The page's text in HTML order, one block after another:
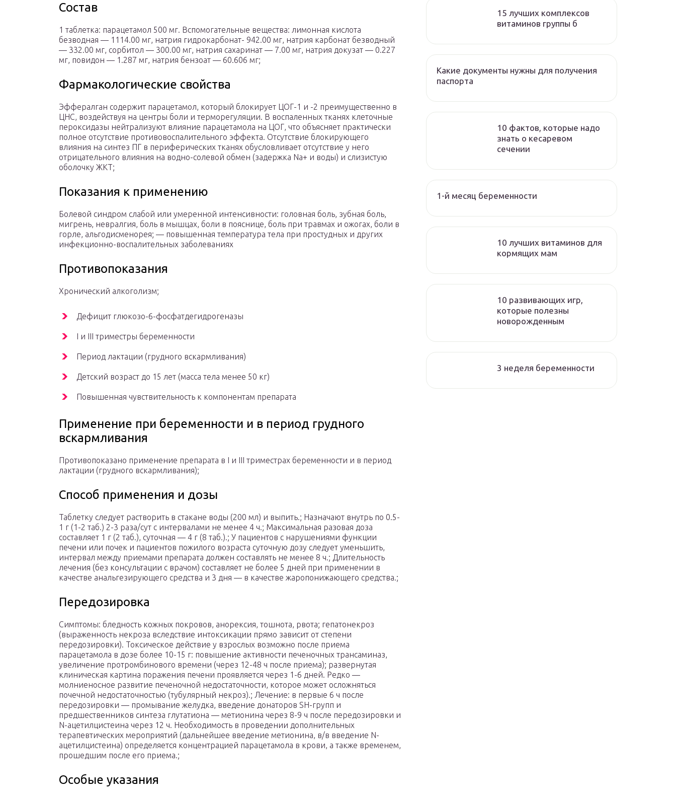
Состав
1 таблетка: парацетамол 500 мг. Вспомогательные вещества: лимонная кислота
безводная — 1114.00 мг, натрия гидрокарбонат- 942.00 мг, натрия карбонат безводный
— 332.00 мг, сорбитол — 300.00 мг, натрия сахаринат — 7.00 мг, натрия докузат — 0.227
мг, повидон — 1.287 мг, натрия бензоат — 60.606 мг;
Фармакологические свойства
Эффералган содержит парацетамол, который блокирует ЦОГ-1 и -2 преимущественно в
ЦНС, воздействуя на центры боли и терморегуляции. В воспаленных тканях клеточные
пероксидазы нейтрализуют влияние парацетамола на ЦОГ, что объясняет практически
полное отсутствие противовоспалительного эффекта. Отсутствие блокирующего
влияния на синтез ПГ в периферических тканях обусловливает отсутствие у него
отрицательного влияния на водно-солевой обмен (задержка Na+ и воды) и слизистую
оболочку ЖКТ;
Показания к применению
Болевой синдром слабой или умеренной интенсивности: головная боль, зубная боль,
мигрень, невралгия, боль в мышцах, боли в пояснице, боль при травмах и ожогах, боли в
горле, альгодисменорея; — повышенная температура тела при простудных и других
инфекционно-воспалительных заболеваниях
Противопоказания
Хронический алкоголизм;
Дефицит глюкозо-6-фосфатдегидрогеназы
I и III триместры беременности
Период лактации (грудного вскармливания)
Детский возраст до 15 лет (масса тела менее 50 кг)
Повышенная чувствительность к компонентам препарата
Применение при беременности и в период грудного
вскармливания
Противопоказано применение препарата в I и III триместрах беременности и в период
лактации (грудного вскармливания);
Способ применения и дозы
Таблетку следует растворить в стакане воды (200 мл) и выпить.; Назначают внутрь по 0.5-
1 г (1-2 таб.) 2-3 раза/сут с интервалами не менее 4 ч.; Максимальная разовая доза
составляет 1 г (2 таб.), суточная — 4 г (8 таб.).; У пациентов с нарушениями функции
печени или почек и пациентов пожилого возраста суточную дозу следует уменьшить,
интервал между приемами препарата должен составлять не менее 8 ч.; Длительность
лечения (без консультации с врачом) составляет не более 5 дней при применении в
качестве анальгезирующего средства и 3 дня — в качестве жаропонижающего средства.;
Передозировка
Симптомы: бледность кожных покровов, анорексия, тошнота, рвота; гепатонекроз
(выраженность некроза вследствие интоксикации прямо зависит от степени
передозировки). Токсическое действие у взрослых возможно после приема
парацетамола в дозе более 10-15 г: повышение активности печеночных трансаминаз,
увеличение протромбинового времени (через 12-48 ч после приема); развернутая
клиническая картина поражения печени проявляется через 1-6 дней. Редко —
молниеносное развитие печеночной недостаточности, которое может осложняться
почечной недостаточностью (тубулярный некроз).; Лечение: в первые 6 ч после
передозировки — промывание желудка, введение донаторов SH-групп и
предшественников синтеза глутатиона — метионина через 8-9 ч после передозировки и
N-ацетилцистеина через 12 ч. Необходимость в проведении дополнительных
терапевтических мероприятий (дальнейшее введение метионина, в/в введение N-
ацетилцистеина) определяется концентрацией парацетамола в крови, а также временем,
прошедшим после его приема.;
Особые указания
15 лучших комплексов
витаминов группы б
Какие документы нужны для получения
паспорта
10 фактов, которые надо
знать о кесаревом
сечении
1-й месяц беременности
10 лучших витаминов для
кормящих мам
10 развивающих игр,
которые полезны
новорожденным
3 неделя беременности